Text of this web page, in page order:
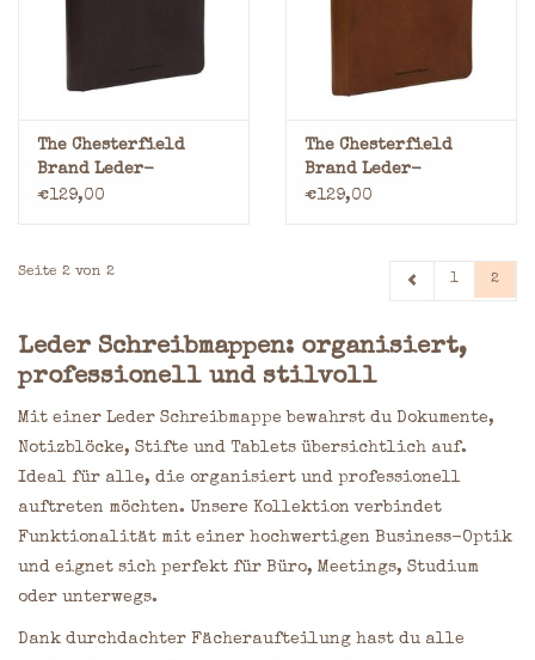
The Chesterfield
Brand Leder-
Schreibmappe A4
€129,00
The Chesterfield
Brand Leder-
Schreibmappe A4
€129,00
Seite 2 von 2 1 2
Leder Schreibmappen: organisiert,
professionell und stilvoll
Mit einer Leder Schreibmappe bewahrst du Dokumente,
Notizblöcke, Stifte und Tablets übersichtlich auf.
Ideal für alle, die organisiert und professionell
auftreten möchten. Unsere Kollektion verbindet
Funktionalität mit einer hochwertigen Business-Optik
und eignet sich perfekt für Büro, Meetings, Studium
oder unterwegs.
Dank durchdachter Fächeraufteilung hast du alle